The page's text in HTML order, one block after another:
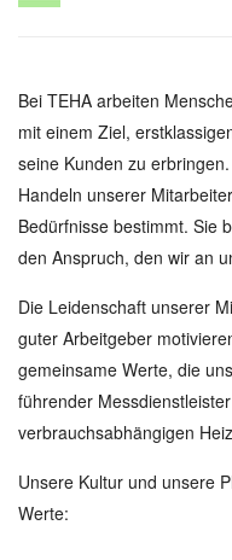
Bei TEHA arbeiten
mit einem Ziel,
seine Kunden zu
Handeln unserer
Bedürfnisse bestimmt. Sie
den Anspruch, den wir an
Die Leidenschaft unserer
guter Arbeitgeber
gemeinsame Werte, die
führender
verbrauchsabhängigen
Unsere Kultur und unsere
Werte: